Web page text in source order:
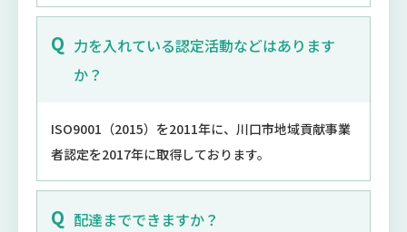
力を入れている認定活動などはあります
か？
ISO9001（2015）を2011年に、川口市地域貢献事業
者認定を2017年に取得しております。
配達までできますか？